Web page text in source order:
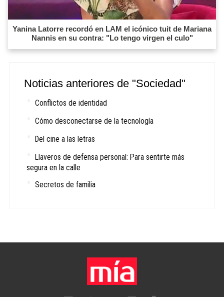
Yanina Latorre recordó en LAM el icónico tuit de Mariana
Nannis en su contra: "Lo tengo virgen el culo"
Noticias anteriores de "Sociedad"
Conflictos de identidad
Cómo desconectarse de la tecnología
Del cine a las letras
Llaveros de defensa personal: Para sentirte más
segura en la calle
Secretos de familia